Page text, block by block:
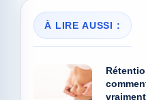
À LIRE AUSSI :